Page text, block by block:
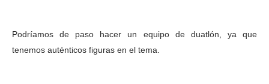
Podríamos de paso hacer un equipo de duatlón, ya que
tenemos auténticos figuras en el tema.